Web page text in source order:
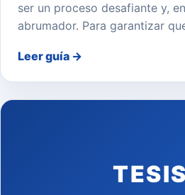
ser un proceso desafiante y,
abrumador. Para garantizar
Leer guía →
TESIS